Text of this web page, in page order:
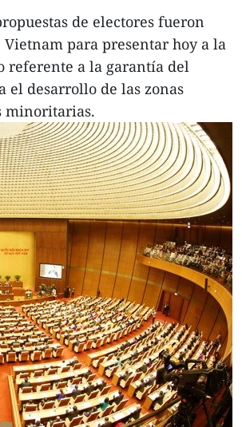
de electores fueron
para presentar hoy a la
referente a la garantía del
desarrollo de las zonas
minoritarias.